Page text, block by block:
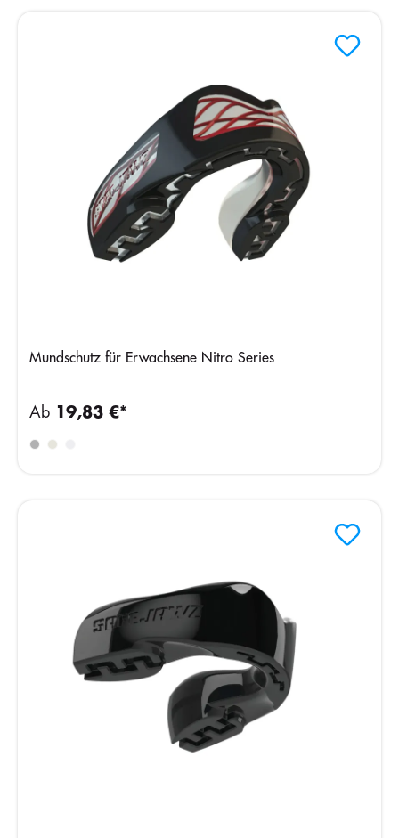
Mundschutz für Erwachsene Nitro Series
Ab 19,83 €*